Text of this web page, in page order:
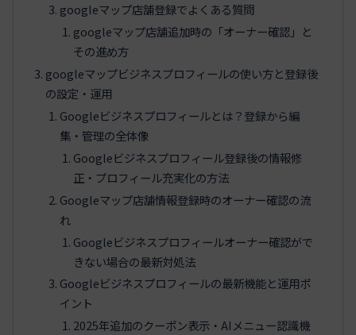
googleマップ店舗登録でよくある質問
googleマップ店舗追加時の「オーナー確認」と
その進め方
googleマップビジネスプロフィールの使い方と登録後
の設定・運用
Googleビジネスプロフィールとは？登録から編
集・管理の全体像
Googleビジネスプロフィール登録後の情報修
正・プロフィール充実化の方法
Googleマップ店舗情報登録時のオーナー確認の流
れ
Googleビジネスプロフィールオーナー確認がで
きない場合の最新対処法
Googleビジネスプロフィールの最新機能と運用ポ
イント
2025年追加のクーポン表示・AIメニュー認識機